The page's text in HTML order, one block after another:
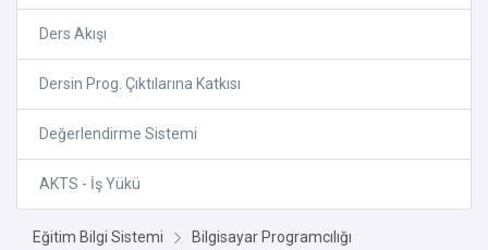
Ders Akışı
Dersin Prog. Çıktılarına Katkısı
Değerlendirme Sistemi
AKTS - İş Yükü
Eğitim Bilgi Sistemi
Bilgisayar Programcılığı